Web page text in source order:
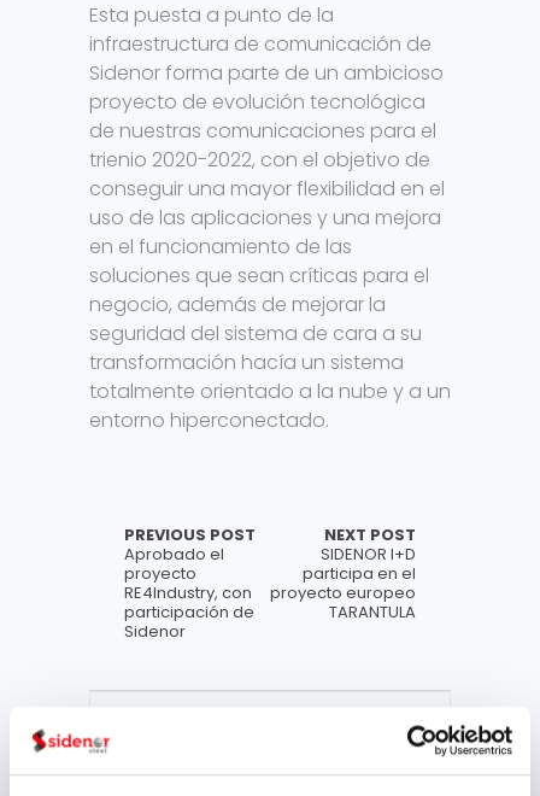
Esta puesta a punto de la
infraestructura de comunicación de
Sidenor forma parte de un ambicioso
proyecto de evolución tecnológica
de nuestras comunicaciones para el
trienio 2020-2022, con el objetivo de
conseguir una mayor flexibilidad en el
uso de las aplicaciones y una mejora
en el funcionamiento de las
soluciones que sean críticas para el
negocio, además de mejorar la
seguridad del sistema de cara a su
transformación hacía un sistema
totalmente orientado a la nube y a un
entorno hiperconectado.
PREVIOUS POST
Aprobado el
proyecto
RE4Industry, con
participación de
Sidenor
NEXT POST
SIDENOR I+D
participa en el
proyecto europeo
TARANTULA